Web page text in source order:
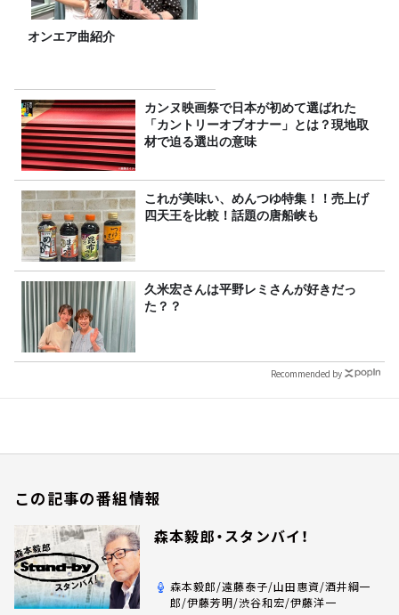
オンエア曲紹介
カンヌ映画祭で日本が初めて選ばれた
「カントリーオブオナー」とは？現地取
材で迫る選出の意味
これが美味い、めんつゆ特集！！売上げ
四天王を比較！話題の唐船峡も
久米宏さんは平野レミさんが好きだっ
た？？
Recommended by
この記事の番組情報
森本毅郎・スタンバイ！
森本毅郎/遠藤泰子/山田惠資/酒井綱一
郎/伊藤芳明/渋谷和宏/伊藤洋一